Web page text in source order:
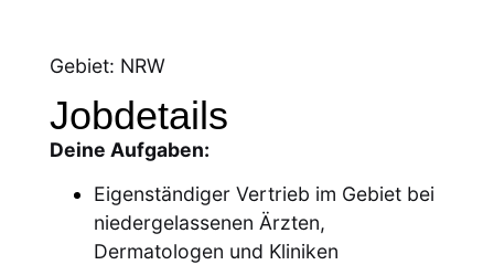
Gebiet: NRW
Jobdetails
Deine Aufgaben:
Eigenständiger Vertrieb im Gebiet bei
niedergelassenen Ärzten,
Dermatologen und Kliniken